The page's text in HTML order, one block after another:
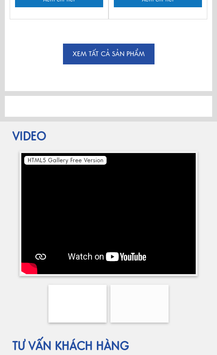
XEM TẤT CẢ SẢN PHẨM
VIDEO
HTML5 Gallery Free Version
TƯ VẤN KHÁCH HÀNG